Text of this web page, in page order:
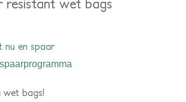
resistant wet bags
nu en spaar
wet bags!